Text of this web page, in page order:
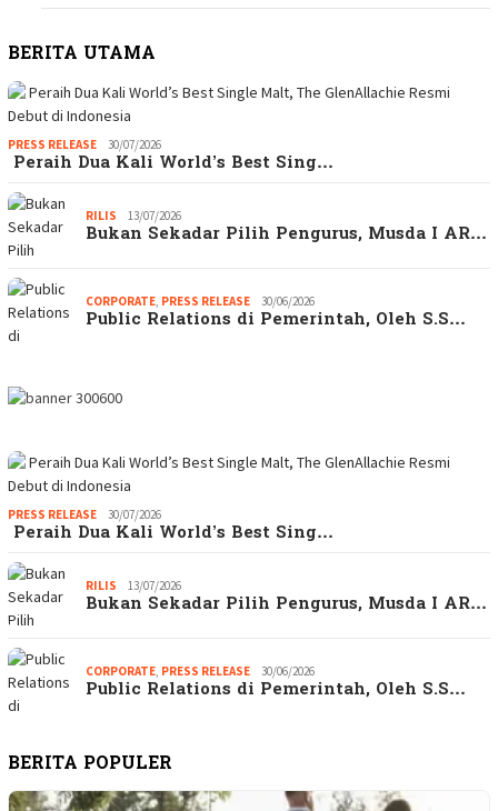
BERITA UTAMA
PRESS RELEASE 30/07/2026
Peraih Dua Kali World’s Best Sing…
RILIS 13/07/2026
Bukan Sekadar Pilih Pengurus, Musda I AR…
CORPORATE, PRESS RELEASE 30/06/2026
Public Relations di Pemerintah, Oleh S.S…
PRESS RELEASE 30/07/2026
Peraih Dua Kali World’s Best Sing…
RILIS 13/07/2026
Bukan Sekadar Pilih Pengurus, Musda I AR…
CORPORATE, PRESS RELEASE 30/06/2026
Public Relations di Pemerintah, Oleh S.S…
BERITA POPULER